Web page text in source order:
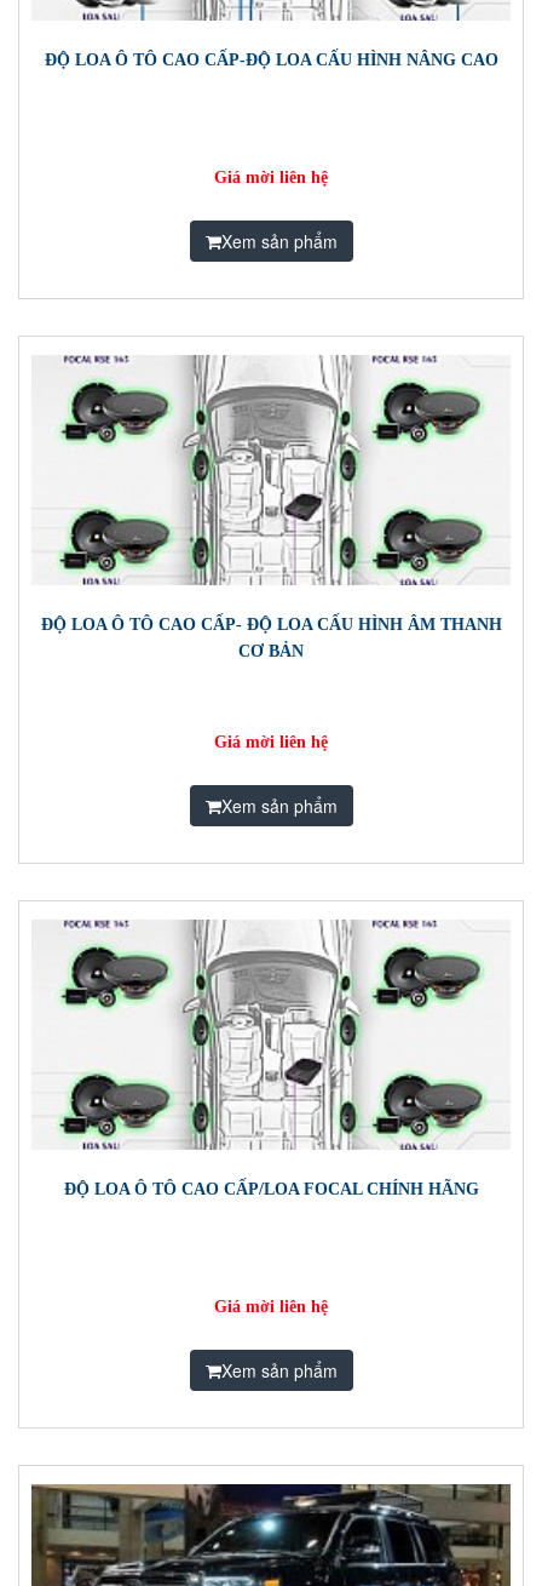
ĐỘ LOA Ô TÔ CAO CẤP-ĐỘ LOA CẤU HÌNH NÂNG CAO
Giá mời liên hệ
Xem sản phẩm
ĐỘ LOA Ô TÔ CAO CẤP- ĐỘ LOA CẤU HÌNH ÂM THANH
CƠ BẢN
Giá mời liên hệ
Xem sản phẩm
ĐỘ LOA Ô TÔ CAO CẤP/LOA FOCAL CHÍNH HÃNG
Giá mời liên hệ
Xem sản phẩm